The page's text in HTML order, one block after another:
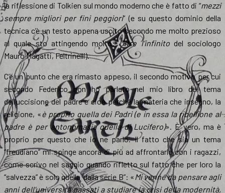
la riflessione di Tolkien sul mondo moderno che è fatto di “mezzi
sempre migliori per fini peggiori” (e su questo dominio della
tecnica c’è un testo appena uscito secondo me molto prezioso
al quale sto attingendo molto:Oltre l’infinito del sociologo
Mauro Magatti, Feltrinelli).
C’è un punto che era rimasto appeso, il secondo motivo per cui
secondo Federico non ho parlato nel mio libro del tema
dell’uccisione del padre e cioè perché la materia che insegno, la
religione, «è proprio quella dei Padri (e in essa la ribellione al
padre è per antonomasia quella di Lucifero)». È vero, ma è
proprio per questo che io ne parlo. Il fatto che sia un tema
“freudiano” mi spinge ancora di più ad affrontarlo con i ragazzi,
come scrivo nel saggio quando rifletto sul fatto che per loro la
“salvezza” è solo quella “dalla serie B”: « Mi venne da pensare agli
anni dell’università passati a studiare la crisi della modernità,